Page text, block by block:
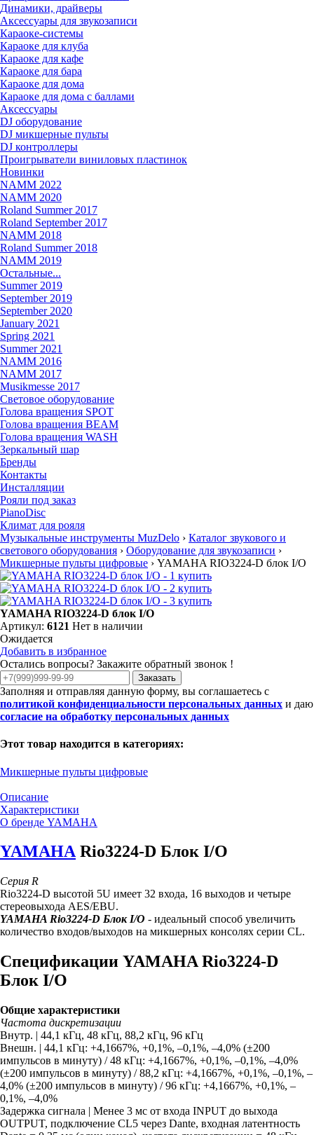
Динамики, драйверы
Аксессуары для звукозаписи
Караоке-системы
Караоке для клуба
Караоке для кафе
Караоке для бара
Караоке для дома
Караоке для дома с баллами
Аксессуары
DJ оборудование
DJ микшерные пульты
DJ контроллеры
Проигрыватели виниловых пластинок
Новинки
NAMM 2022
NAMM 2020
Roland Summer 2017
Roland September 2017
NAMM 2018
Roland Summer 2018
NAMM 2019
Остальные...
Summer 2019
September 2019
September 2020
January 2021
Spring 2021
Summer 2021
NAMM 2016
NAMM 2017
Musikmesse 2017
Световое оборудование
Голова вращения SPOT
Голова вращения BEAM
Голова вращения WASH
Зеркальный шар
Бренды
Контакты
Инсталляции
Рояли под заказ
PianoDisc
Климат для рояля
Музыкальные инструменты MuzDelo › Каталог звукового и
светового оборудования › Оборудование для звукозаписи ›
Микшерные пульты цифровые › YAMAHA RIO3224-D блок I/O
YAMAHA RIO3224-D блок I/O
Артикул: 6121 Нет в наличии
Ожидается
Добавить в избранное
Остались вопросы? Закажите обратный звонок !
Заказать
Заполняя и отправляя данную форму, вы соглашаетесь с
политикой конфиденциальности персональных данных и даю
согласие на обработку персональных данных
Этот товар находится в категориях:
Микшерные пульты цифровые
Описание
Характеристики
О бренде YAMAHA
YAMAHARio3224-D Блок I/O
Серия R
Rio3224-D высотой 5U имеет 32 входа, 16 выходов и четыре
стереовыхода AES/EBU.
YAMAHA Rio3224-D Блок I/O - идеальный способ увеличить
количество входов/выходов на микшерных консолях серии CL.
Спецификации YAMAHA Rio3224-D
Блок I/O
Общие характеристики
Частота дискретизации
Внутр. | 44,1 кГц, 48 кГц, 88,2 кГц, 96 кГц
Внешн. | 44,1 кГц: +4,1667%, +0,1%, –0,1%, –4,0% (±200
импульсов в минуту) / 48 кГц: +4,1667%, +0,1%, –0,1%, –4,0%
(±200 импульсов в минуту) / 88,2 кГц: +4,1667%, +0,1%, –0,1%, –
4,0% (±200 импульсов в минуту) / 96 кГц: +4,1667%, +0,1%, –
0,1%, –4,0%
Задержка сигнала | Менее 3 мс от входа INPUT до выхода
OUTPUT, подключение CL5 через Dante, входная латентность